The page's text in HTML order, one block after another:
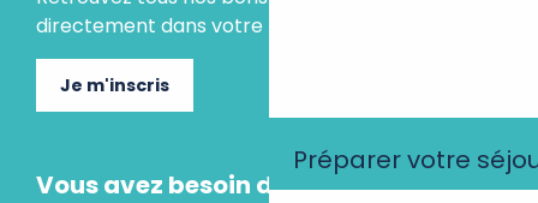
Préparer votre
directement dans votre boite mail.
Je m'inscris
Vous avez besoin d'un conseil ?